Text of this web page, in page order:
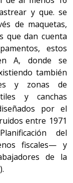
y que. se
de maquetas,
que dan cuenta
estos
A, donde se
también
y zonas de
y canchas
por el
entre 1971
del
fiscales— y
de la